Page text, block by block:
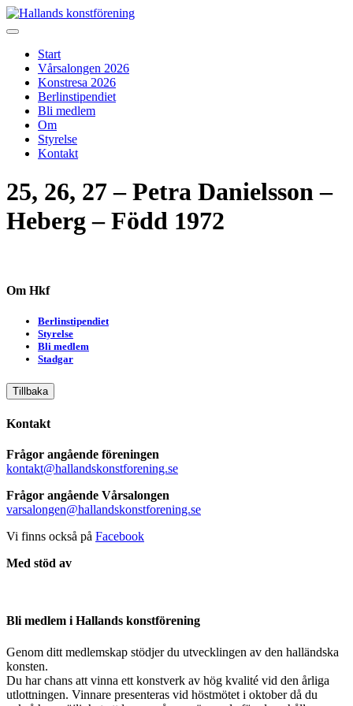
Skip
to
Start
Vårsalongen 2026
Konstresa 2026
Berlinstipendiet
Bli medlem
Om
Styrelse
Kontakt
25, 26, 27 – Petra Danielsson –
Heberg – Född 1972
Om Hkf
Berlinstipendiet
Styrelse
Bli medlem
Stadgar
Tillbaka
Kontakt
Frågor angående föreningen
kontakt@hallandskonstforening.se
Frågor angående Vårsalongen
varsalongen@hallandskonstforening.se
Vi finns också på Facebook
Med stöd av
Bli medlem i Hallands konstförening
Genom ditt medlemskap stödjer du utvecklingen av den halländska
konsten.
Du har chans att vinna ett konstverk av hög kvalité vid den årliga
utlottningen. Vinnare presenteras vid höstmötet i oktober då du